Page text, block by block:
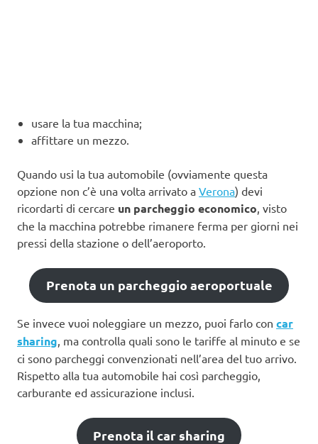
usare la tua macchina;
affittare un mezzo.
Quando usi la tua automobile (ovviamente questa
opzione non c’è una volta arrivato a Verona) devi
ricordarti di cercare un parcheggio economico , visto
che la macchina potrebbe rimanere ferma per giorni nei
pressi della stazione o dell’aeroporto.
Prenota un parcheggio aeroportuale
Se invece vuoi noleggiare un mezzo, puoi farlo con car
sharing, ma controlla quali sono le tariffe al minuto e se
ci sono parcheggi convenzionati nell’area del tuo arrivo.
Rispetto alla tua automobile hai così parcheggio,
carburante ed assicurazione inclusi.
Prenota il car sharing